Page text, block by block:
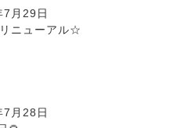
月29日
ニューアル☆
月28日